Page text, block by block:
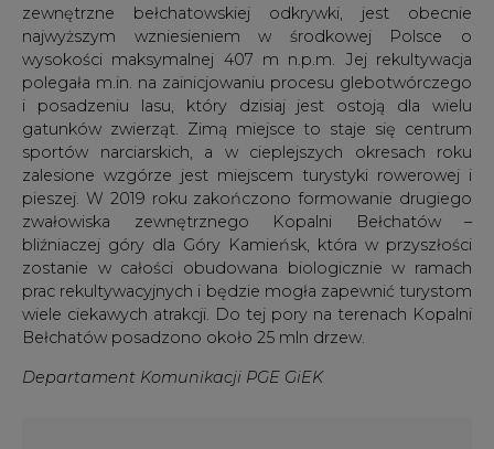
zewnętrzne bełchatowskiej odkrywki, jest obecnie
najwyższym wzniesieniem w środkowej Polsce o
wysokości maksymalnej 407 m n.p.m. Jej rekultywacja
polegała m.in. na zainicjowaniu procesu glebotwórczego
i posadzeniu lasu, który dzisiaj jest ostoją dla wielu
gatunków zwierząt. Zimą miejsce to staje się centrum
sportów narciarskich, a w cieplejszych okresach roku
zalesione wzgórze jest miejscem turystyki rowerowej i
pieszej. W 2019 roku zakończono formowanie drugiego
zwałowiska zewnętrznego Kopalni Bełchatów –
bliźniaczej góry dla Góry Kamieńsk, która w przyszłości
zostanie w całości obudowana biologicznie w ramach
prac rekultywacyjnych i będzie mogła zapewnić turystom
wiele ciekawych atrakcji. Do tej pory na terenach Kopalni
Bełchatów posadzono około 25 mln drzew.
Departament Komunikacji PGE GiEK